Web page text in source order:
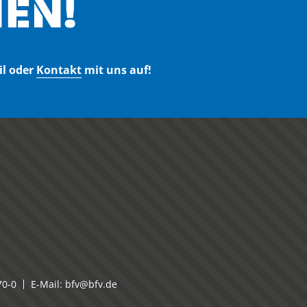
oder Kontaktmit uns auf!
0 E-Mail: bfv@bfv.de